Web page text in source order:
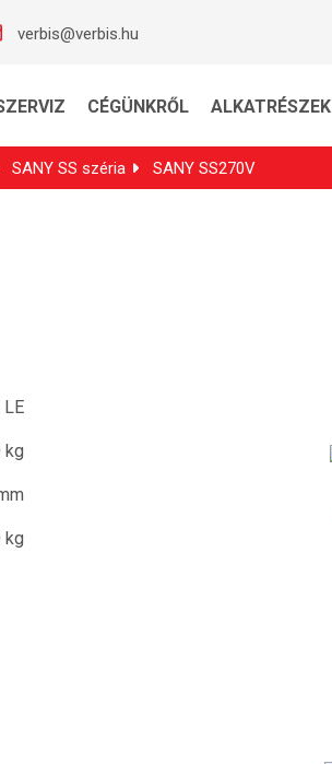
verbis@verbis.hu
CÉGÜNKRŐL ALKATRÉSZEK
SANY SS széria SANY SS270V
LE
kg
kg